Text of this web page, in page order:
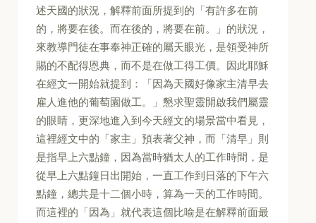
述天國的狀況，解釋前面所提到的「有許多在前
的，將要在後。而在後的，將要在前。」的狀況，
來教導門徒在事奉神正確的屬天眼光，是領受神所
賜的不配得恩典，而不是在做工得工價。因此耶穌
在經文一開始就提到：「因為天國好像家主清早去
雇人進他的葡萄園做工。」懇求聖靈開啟我們屬靈
的眼睛，更深地進入到今天經文的場景當中看見，
這裡經文中的「家主」預表著父神，而「清早」則
是指早上六點鐘，因為當時猶太人的工作時間，是
從早上六點鐘日出開始，一直工作到日落的下午六
點鐘，總共是十二個小時，算為一天的工作時間。
而這裡的「因為」就代表這個比喻是在解釋前面最